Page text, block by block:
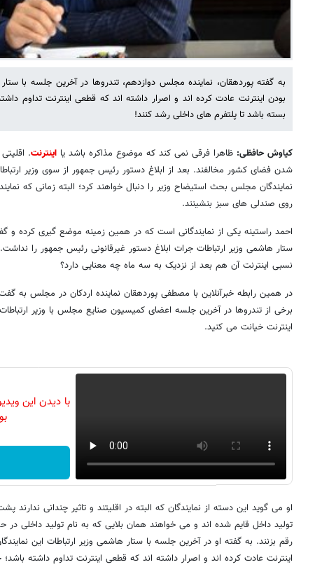
به گفته پوردهقان، نماینده مجلس دوازدهم، تندروها در آخرین جلسه با
بودن اینترنت عادت کرده اند و اصرار داشته اند که قطعی اینترنت تداوم
بسته باشد تا پلتفرم های داخلی رشد کنند!
کیاوش حافظی: ظاهرا فرقی نمی کند که موضوع مذاکره باشد یا اینترنت.
شدن فضای کشور مخالفند. بعد از ابلاغ دستور رئیس جمهور از سوی وزیر
نمایندگان مجلس بحث استیضاح وزیر را دنبال خواهند کرد؛ البته زمانی که
روی صندلی های سبز بنشینند.
احمد راستینه یکی از نمایندگانی است که در همین زمینه موضع گیری کرده و
ستار هاشمی وزیر ارتباطات جرات ابلاغ دستور غیرقانونی رئیس جمهور را
نسبی اینترنت آن هم بعد از نزدیک به سه ماه چه معنایی دارد؟
در همین رابطه خبرآنلاین با مصطفی پوردهقان نماینده اردکان در مجلس به
برخی از تندروها در آخرین جلسه اعضای کمیسیون صنایع مجلس با وزیر
اینترنت خیانت می کنید.
با دیدن این
او می گوید این دسته از نمایندگان که البته در اقلیتند و تاثیر چندانی
تولید داخل قایم شده اند و می خواهند همان بلایی که به نام تولید داخلی در
رقم بزنند. به گفته او در آخرین جلسه با ستار هاشمی وزیر ارتباطات این
اینترنت عادت کرده اند و اصرار داشته اند که قطعی اینترنت تداوم داشته